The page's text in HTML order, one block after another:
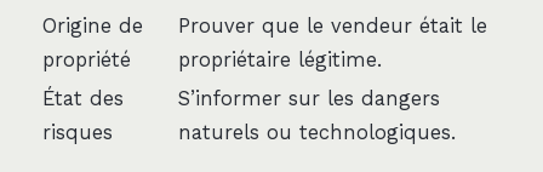
Origine de
propriété
Prouver que le vendeur était le
propriétaire légitime.
État des
risques
S’informer sur les dangers
naturels ou technologiques.